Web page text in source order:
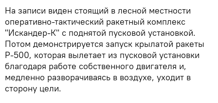
На записи виден стоящий в лесной местности
оперативно-тактический ракетный комплекс
"Искандер-К" с поднятой пусковой установкой.
Потом демонстрируется запуск крылатой ракеты
Р-500, которая вылетает из пусковой установки
благодаря работе собственного двигателя и,
медленно разворачиваясь в воздухе, уходит в
сторону цели.